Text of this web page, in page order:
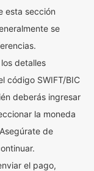
esta sección
se
detalles
código SWIFT/BIC
deberás ingresar
la moneda
de
el pago,